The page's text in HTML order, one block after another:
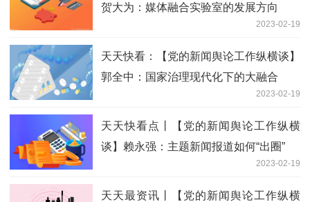
贺大为：媒体融合实验室的发展方向
2023-02-19
天天快看：【党的新闻舆论工作纵横谈】
郭全中：国家治理现代化下的大融合
2023-02-19
天天快看点丨【党的新闻舆论工作纵横
谈】赖永强：主题新闻报道如何“出圈”
2023-02-19
天天最资讯丨【党的新闻舆论工作纵横